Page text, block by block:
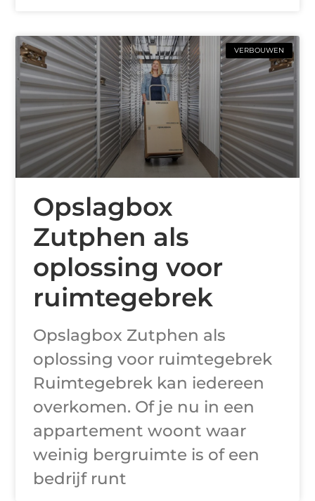
VERBOUWEN
Opslagbox
Zutphen als
oplossing voor
ruimtegebrek
Opslagbox Zutphen als
oplossing voor ruimtegebrek
Ruimtegebrek kan iedereen
overkomen. Of je nu in een
appartement woont waar
weinig bergruimte is of een
bedrijf runt